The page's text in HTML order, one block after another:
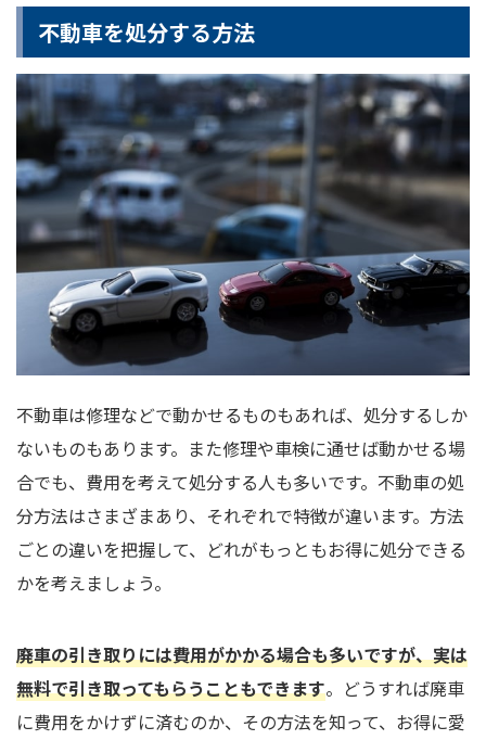
不動車を処分する方法
不動車は修理などで動かせるものもあれば、処分するしか
ないものもあります。また修理や車検に通せば動かせる場
合でも、費用を考えて処分する人も多いです。不動車の処
分方法はさまざまあり、それぞれで特徴が違います。方法
ごとの違いを把握して、どれがもっともお得に処分できる
かを考えましょう。
廃車の引き取りには費用がかかる場合も多いですが、実は
無料で引き取ってもらうこともできます。どうすれば廃車
に費用をかけずに済むのか、その方法を知って、お得に愛